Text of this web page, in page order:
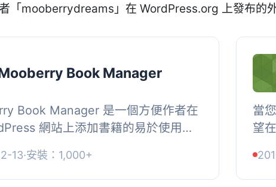
「mooberrydreams」在 WordPress.org 上發布的
Book Manager
Book Manager 是一個方便作者在
網站上添加書籍的易於使用的
加書籍就像填寫表格一樣...
13·安裝：1,000+
當
望
題